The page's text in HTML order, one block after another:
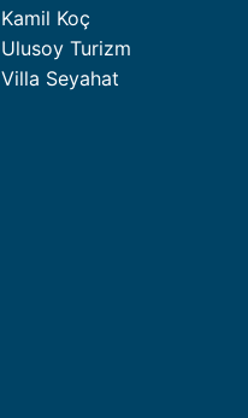
Kamil Koç
Ulusoy Turizm
Villa Seyahat